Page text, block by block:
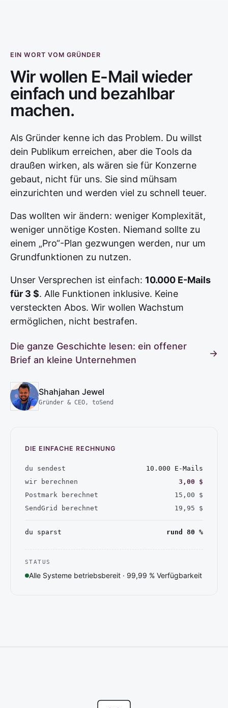
EIN WORT VOM GRÜNDER
Wir wollen E-Mail wieder
einfach und bezahlbar
machen.
Als Gründer kenne ich das Problem. Du willst
dein Publikum erreichen, aber die Tools da
draußen wirken, als wären sie für Konzerne
gebaut, nicht für uns. Sie sind mühsam
einzurichten und werden viel zu schnell teuer.
Das wollten wir ändern: weniger Komplexität,
weniger unnötige Kosten. Niemand sollte zu
einem „Pro“-Plan gezwungen werden, nur um
Grundfunktionen zu nutzen.
Unser Versprechen ist einfach: 10.000 E-Mails
für 3 $. Alle Funktionen inklusive. Keine
versteckten Abos. Wir wollen Wachstum
ermöglichen, nicht bestrafen.
Die ganze Geschichte lesen: ein offener
Brief an kleine Unternehmen
→
Shahjahan Jewel
Gründer & CEO, toSend
DIE EINFACHE RECHNUNG
du sendest
10.000 E-Mails
wir berechnen
3,00 $
Postmark berechnet
15,00 $
SendGrid berechnet
19,95 $
du sparst rund 80 %
STATUS
Alle Systeme betriebsbereit · 99,99 % Verfügbarkeit